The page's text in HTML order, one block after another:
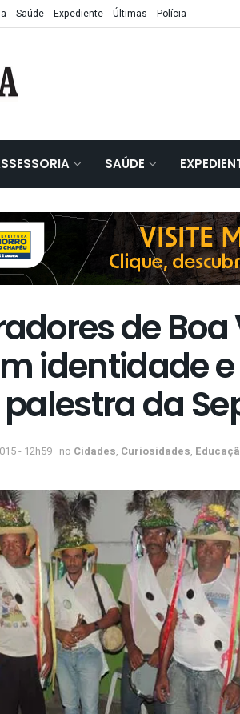
Saúde Expediente Últimas Polícia
SAÚDE
de Boa
identidade e
da
- 12h59 no Cidades, Curiosidades,